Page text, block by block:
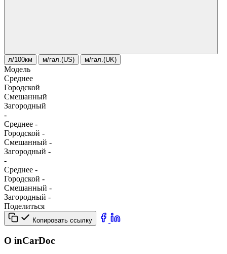
л/100км м/гал.(US) м/гал.(UK)
Модель
Среднее
Городской
Смешанный
Загородный
-
Среднее -
Городской -
Смешанный -
Загородный -
-
Среднее -
Городской -
Смешанный -
Загородный -
Поделиться
Копировать ссылку
О inCarDoc